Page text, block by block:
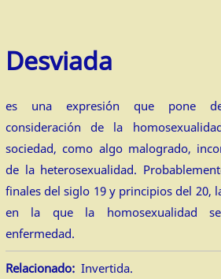
Desviada
es una expresión que pone
consideración de la
sociedad, como algo malogrado,
de la heterosexualidad.
finales del siglo 19 y principios del 20,
en la que la homosexualidad
enfermedad.
Relacionado: Invertida.